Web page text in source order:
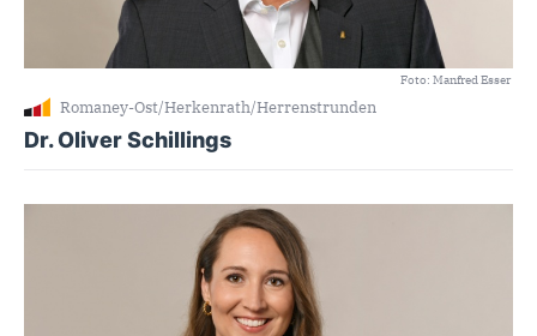
Foto: Manfred Esser
Romaney-Ost/Herkenrath/Herrenstrunden
Dr. Oliver Schillings